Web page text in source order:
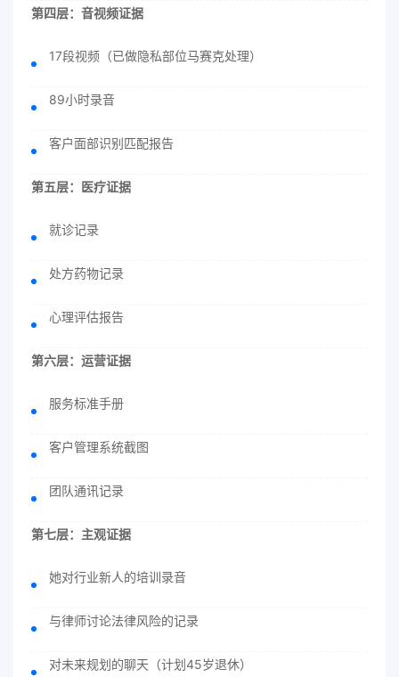
第四层：音视频证据
17段视频（已做隐私部位马赛克处理）
89小时录音
客户面部识别匹配报告
第五层：医疗证据
就诊记录
处方药物记录
心理评估报告
第六层：运营证据
服务标准手册
客户管理系统截图
团队通讯记录
第七层：主观证据
她对行业新人的培训录音
与律师讨论法律风险的记录
对未来规划的聊天（计划45岁退休）